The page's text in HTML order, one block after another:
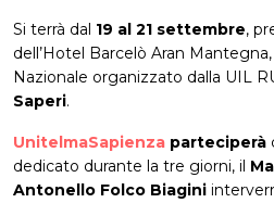
Si terrà dal 19 al 21 settembre,
dell’Hotel Barcelò Aran
Nazionale organizzato dalla UIL
Saperi.
UnitelmaSapienza parteciperà
dedicato durante la tre giorni, il
Antonello Folco Biagini